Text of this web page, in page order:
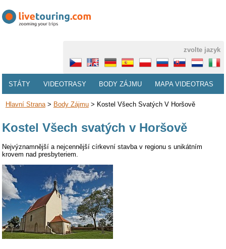
zvolte jazyk
STÁTY VIDEOTRASY BODY ZÁJMU MAPA VIDEOTRAS
Hlavní Strana> Body Zájmu> Kostel Všech Svatých V Horšově
Kostel Všech svatých v Horšově
Nejvýznamnější a nejcennější církevní stavba v regionu s unikátním
krovem nad presbyteriem.